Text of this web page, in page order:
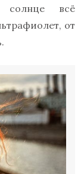
солнце всё
от